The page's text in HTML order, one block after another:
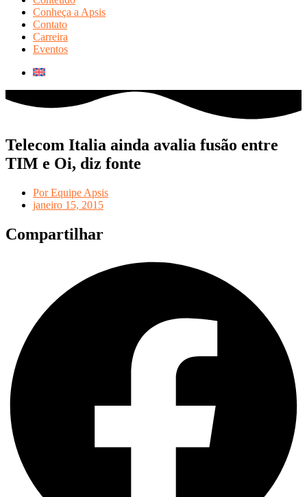
Conheça a Apsis
Contato
Carreira
Eventos
Telecom Italia ainda avalia fusão entre
TIM e Oi, diz fonte
PorEquipe Apsis
janeiro 15, 2015
Compartilhar